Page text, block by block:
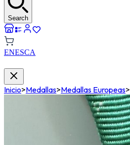
Search
ENESCA
Inicio>Medallas>Medallas Europeas>